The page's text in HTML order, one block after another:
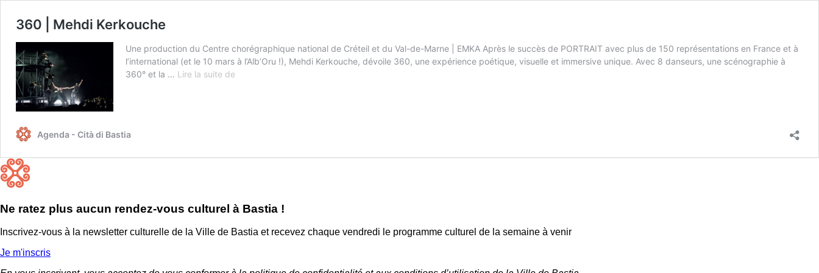
360 | Mehdi Kerkouche
Une production du Centre chorégraphique national de Créteil et du Val-de-Marne | EMKA Après le succès de PORTRAIT avec plus de 150 représentations en France et à
l’international (et le 10 mars à l’Alb’Oru !), Mehdi Kerkouche, dévoile 360, une expérience poétique, visuelle et immersive unique. Avec 8 danseurs, une scénographie à
360° et la … Lire la suite de
Agenda - Cità di Bastia
Ne ratez plus aucun rendez-vous culturel à Bastia !
Inscrivez-vous à la newsletter culturelle de la Ville de Bastia et recevez chaque vendredi le programme culturel de la semaine à venir
Je m'inscris